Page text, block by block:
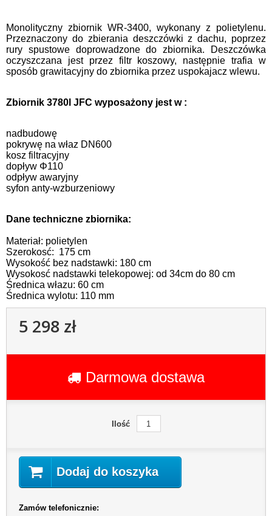
Monolityczny zbiornik WR-3400, wykonany z polietylenu.
Przeznaczony do zbierania deszczówki z dachu, poprzez
rury spustowe doprowadzone do zbiornika. Deszczówka
oczyszczana jest przez filtr koszowy, następnie trafia w
sposób grawitacyjny do zbiornika przez uspokajacz wlewu.
Zbiornik 3780l JFC wyposażony jest w :
nadbudowę
pokrywę na właz DN600
kosz filtracyjny
dopływ Φ110
odpływ awaryjny
syfon anty-wzburzeniowy
Dane techniczne zbiornika:
Materiał: polietylen
Szerokosć: 175 cm
Wysokość bez nadstawki: 180 cm
Wysokosć nadstawki telekopowej: od 34cm do 80 cm
Średnica włazu: 60 cm
Średnica wylotu: 110 mm
5 298 zł
Darmowa dostawa
Ilość
Dodaj do koszyka
Zamów telefonicznie: